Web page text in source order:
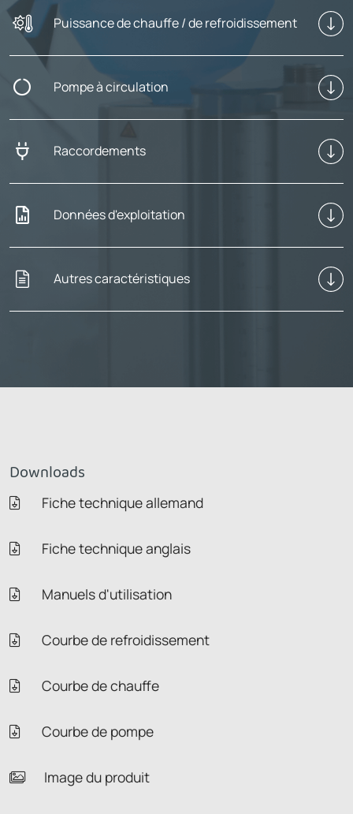
Puissance de chauffe / de refroidissement
Pompe à circulation
Raccordements
Données d'exploitation
Autres caractéristiques
Downloads
Fiche technique allemand
Fiche technique anglais
Manuels d'utilisation
Courbe de refroidissement
Courbe de chauffe
Courbe de pompe
Image du produit